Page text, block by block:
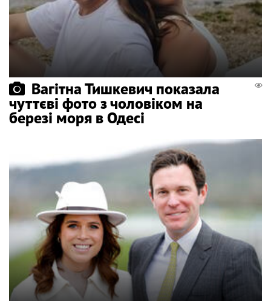
Вагітна Тишкевич показала
чуттєві фото з чоловіком на
березі моря в Одесі